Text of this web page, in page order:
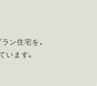
ン住宅を、
ます。